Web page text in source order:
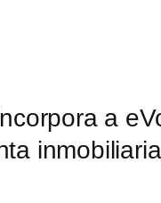
a
inmobiliaria